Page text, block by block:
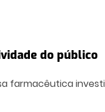
do público
farmacêutica